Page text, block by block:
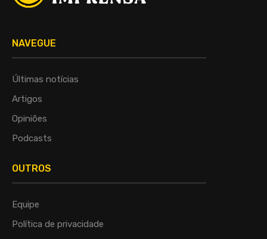
NAVEGUE
Últimas notícias
Artigos
Opiniões
Podcasts
OUTROS
Equipe
Política de privacidade